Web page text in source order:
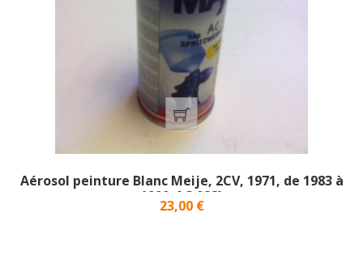
Aérosol peinture Blanc Meije, 2CV, 1971, de 1983 à
1990_AC 088}
Prix
23,00 €